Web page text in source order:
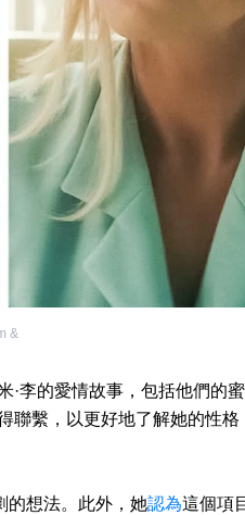
&
·李的愛情故事，包括他們的
聯繫，以更好地了解她的性
的想法。此外，她認為這個項